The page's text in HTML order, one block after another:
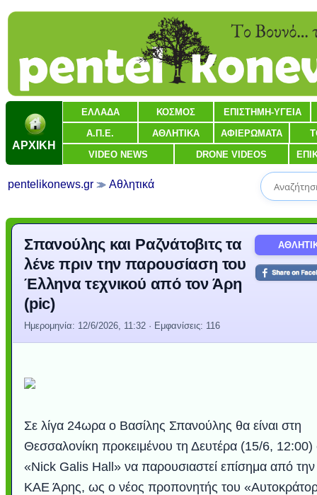
ΑΡΧΙΚΗ
ΕΛΛΑΔΑ ΚΟΣΜΟΣ ΕΠΙΣΤΗΜΗ-ΥΓΕΙΑ
Α.Π.Ε. ΑΘΛΗΤΙΚΑ ΑΦΙΕΡΩΜΑΤΑ
VIDEO NEWS DRONE VIDEOS
pentelikonews.gr Αθλητικά
Σπανούλης και Ραζνάτοβιτς τα
λένε πριν την παρουσίαση του
Έλληνα τεχνικού από τον Άρη
(pic)
Ημερομηνία: 12/6/2026, 11:32 · Εμφανίσεις: 116
Σε λίγα 24ωρα ο Βασίλης Σπανούλης θα είναι στη
Θεσσαλονίκη προκειμένου τη Δευτέρα (15/6, 12:00)
«Nick Galis Hall» να παρουσιαστεί επίσημα από την
ΚΑΕ Άρης, ως ο νέος προπονητής του